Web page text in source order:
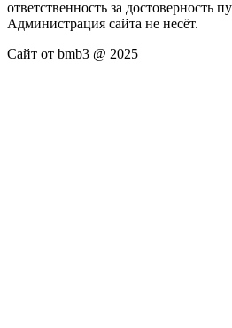
ответственность за достоверность
Администрация сайта не несёт.
Сайт от bmb3 @ 2025